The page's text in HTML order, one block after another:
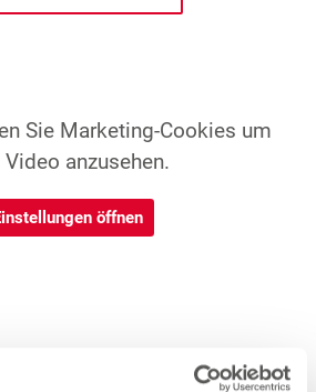
Sie Marketing-Cookies um
Video anzusehen.
öffnen